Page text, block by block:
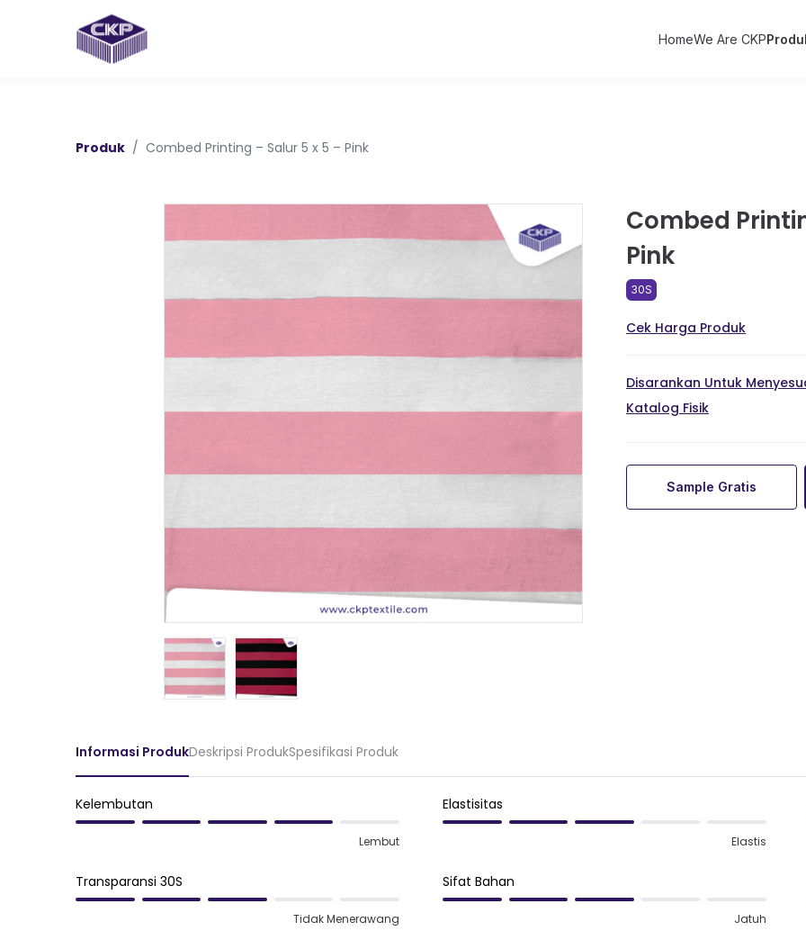
HomeWe Are CKP
Produk Combed Printing – Salur 5 x 5 – Pink
Combed
Pink
30S
Cek Harga Produk
Disarankan Untuk
Katalog Fisik
Sample Gratis
Informasi ProdukDeskripsi ProdukSpesifikasi Produk
Kelembutan
Lembut
Elastisitas
Elastis
Transparansi 30S
Tidak Menerawang
Sifat Bahan
Jatuh